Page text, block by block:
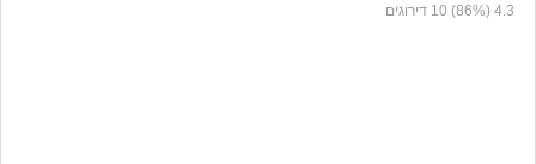
4.3
(86%)
10 דירוגים